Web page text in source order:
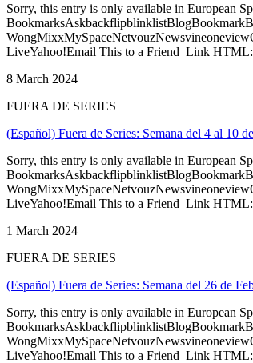
Sorry, this entry is only available in European
LiveYahoo!Email This to a Friend Link
8 March 2024
FUERA DE SERIES
(Español) Fuera de Series: Semana del 4 al 10
Sorry, this entry is only available in European
LiveYahoo!Email This to a Friend Link
1 March 2024
FUERA DE SERIES
(Español) Fuera de Series: Semana del 26 de
Sorry, this entry is only available in European
LiveYahoo!Email This to a Friend Link